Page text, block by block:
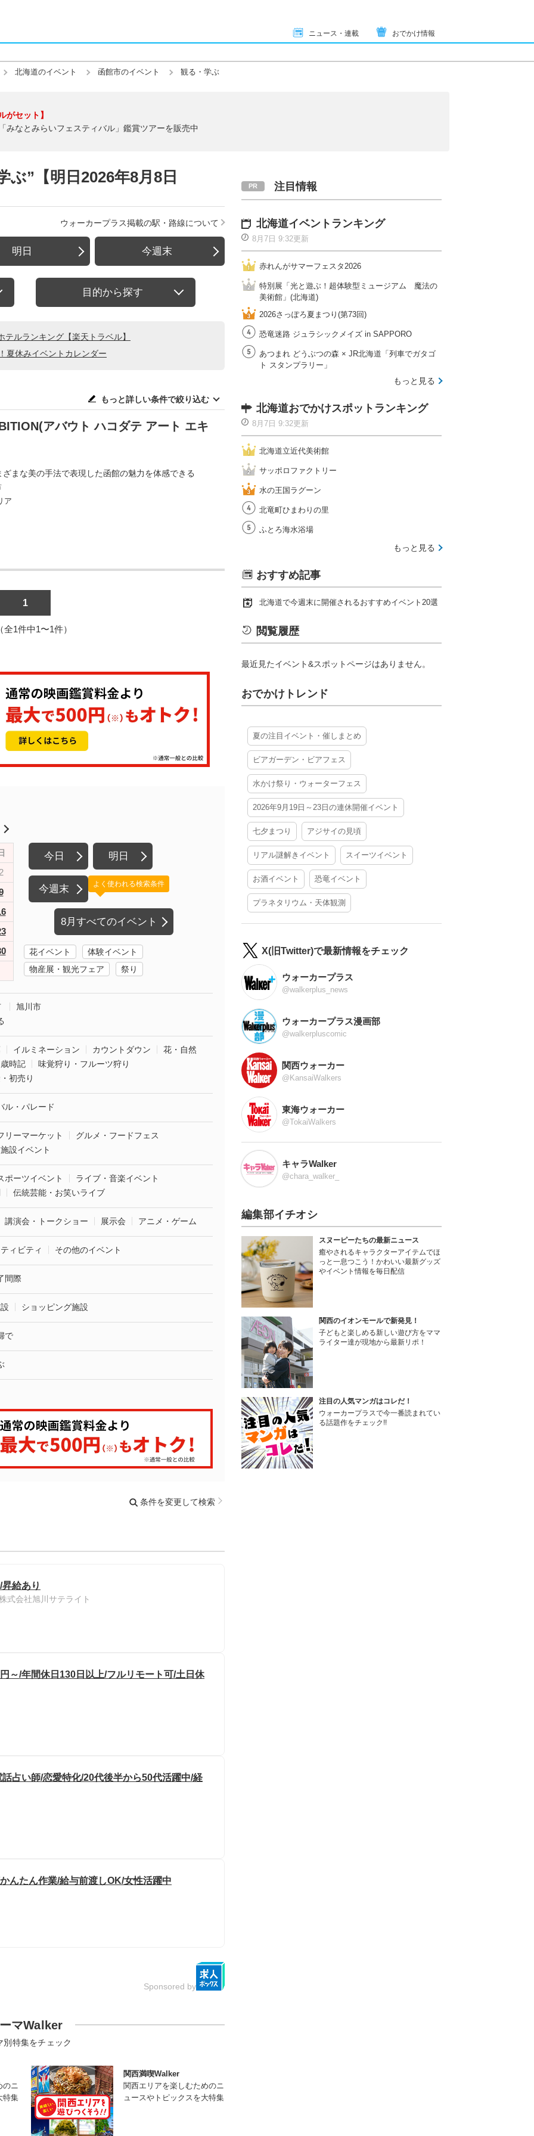
ニュース・連載 おでかけ情報
北海道のイベント 函館市のイベント 観る・学ぶ
がセット】
みなとみらいフェスティバル」鑑賞ツアーを販売中
ぶ”【明日2026年8月8日
ウォーカープラス掲載の駅・路線について
明日 今週末
目的から探す
ルランキング【楽天トラベル】
夏休みイベントカレンダー
もっと詳しい条件で絞り込む
アバウト ハコダテ アート エキ
まな美の手法で表現した函館の魅力を体感できる
ア
1
全1件中1〜1件）
今日 明日
今週末
8月すべてのイベント
よく使われる検索条件
花イベント
体験イベント
物産展・観光フェア
祭り
旭川市
イルミネーション カウントダウン
花・自然
時記
味覚狩り・フルーツ狩り
初売り
ル・パレード
リーマーケット
グルメ・フードフェス
設イベント
ポーツイベント
ライブ・音楽イベント
伝統芸能・お笑いライブ
講演会・トークショー 展示会 アニメ・ゲーム
ィビティ その他のイベント
間際
ショッピング施設
で
条件を変更して検索
給あり
式会社旭川サテライト
～/年間休日130日以上/フルリモート可/土日休
占い師/恋愛特化/20代後半から50代活躍中/経
んたん作業/給与前渡しOK/女性活躍中
Sponsored by
マWalker
別特集をチェック
のニ
特集
関西満喫Walker
関西エリアを楽しむためのニ
ュースやトピックスを大特集
注目情報
北海道イベントランキング
8月7日 9:32更新
赤れんがサマーフェスタ2026
特別展「光と遊ぶ！超体験型ミュージアム 魔法の
美術館」(北海道)
2026さっぽろ夏まつり(第73回)
恐竜迷路 ジュラシックメイズ in SAPPORO
あつまれ どうぶつの森 × JR北海道「列車でガタゴ
ト スタンプラリー」
もっと見る
北海道おでかけスポットランキング
8月7日 9:32更新
北海道立近代美術館
サッポロファクトリー
水の王国ラグーン
北竜町ひまわりの里
ふとろ海水浴場
もっと見る
おすすめ記事
北海道で今週末に開催されるおすすめイベント20選
閲覧履歴
最近見たイベント&スポットページはありません。
おでかけトレンド
夏の注目イベント・催しまとめ
ビアガーデン・ビアフェス
水かけ祭り・ウォーターフェス
2026年9月19日～23日の連休開催イベント
七夕まつり アジサイの見頃
リアル謎解きイベント スイーツイベント
お酒イベント 恐竜イベント
プラネタリウム・天体観測
X(旧Twitter)で最新情報をチェック
ウォーカープラス
@walkerplus_news
ウォーカープラス漫画部
@walkerpluscomic
関西ウォーカー
@KansaiWalkers
東海ウォーカー
@TokaiWalkers
キャラWalker
@chara_walker_
編集部イチオシ
スヌーピーたちの最新ニュース
癒やされるキャラクターアイテムでほ
っと一息つこう！かわいい最新グッズ
やイベント情報を毎日配信
関西のイオンモールで新発見！
子どもと楽しめる新しい遊び方をママ
ライター達が現地から最新リポ！
注目の人気マンガはコレだ！
ウォーカープラスで今一番読まれてい
る話題作をチェック!!